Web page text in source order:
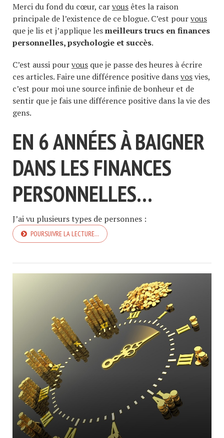
Merci du fond du cœur, carvous êtes la raison
principale de l’existence de ce blogue. C’est pourvous
que je lis et j’applique lesmeilleurs trucs en finances
personnelles, psychologie et succès.
C’est aussi pourvous que je passe des heures à écrire
ces articles. Faire une différence positive dansvosvies,
c’est pour moi une source infinie de bonheur et de
sentir que je fais une différence positive dans la vie des
gens.
EN 6 ANNÉES À BAIGNER
DANS LES FINANCES
PERSONNELLES…
J’ai vu plusieurs types de personnes :
POURSUIVRE LA LECTURE…